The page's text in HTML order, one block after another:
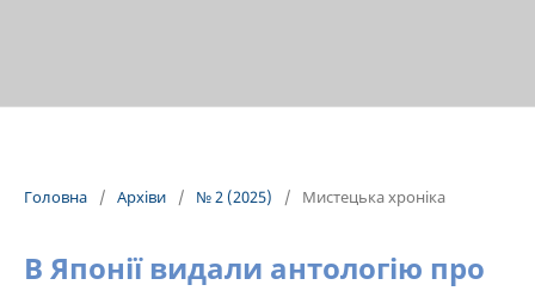
Головна / Архіви / № 2 (2025) / Мистецька хроніка
В Японії видали антологію про